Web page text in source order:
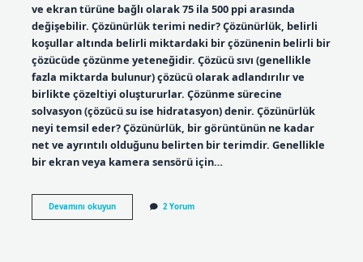
ve ekran türüne bağlı olarak 75 ila 500 ppi arasında
değişebilir. Çözünürlük terimi nedir? Çözünürlük, belirli
koşullar altında belirli miktardaki bir çözünenin belirli bir
çözücüde çözünme yeteneğidir. Çözücü sıvı (genellikle
fazla miktarda bulunur) çözücü olarak adlandırılır ve
birlikte çözeltiyi oluştururlar. Çözünme sürecine
solvasyon (çözücü su ise hidratasyon) denir. Çözünürlük
neyi temsil eder? Çözünürlük, bir görüntünün ne kadar
net ve ayrıntılı olduğunu belirten bir terimdir. Genellikle
bir ekran veya kamera sensörü için…
Devamını okuyunÇözünürlük
Nasıl
2 Yorum